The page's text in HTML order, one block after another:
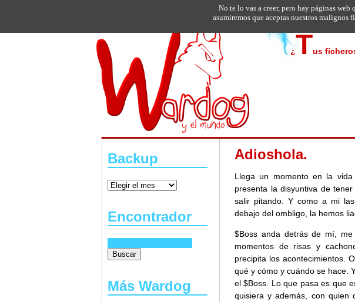
¿Tus
Backup
Encontrador
Más Wardog
Adioshola.
Llega un momento en la
presenta la disyuntiva de
salir pitando. Y como a mi
debajo del ombligo, la hemos
$Boss anda detrás de mí,
momentos de risas y
precipita los acontecimientos.
qué y cómo y cuándo se hace.
el $Boss. Lo que pasa es que
quisiera y además, con quien
No te lo vas a creer, pero hay páginas
asumiremos que aceptas nuestros malignos